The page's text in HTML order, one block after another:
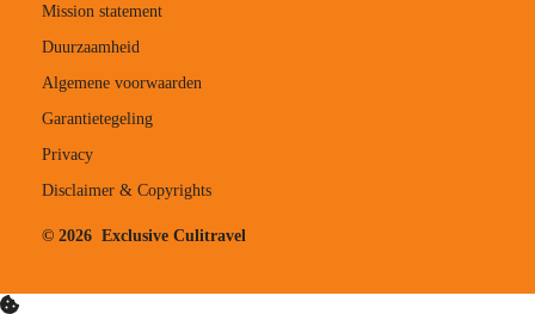
Mission statement
Duurzaamheid
Algemene voorwaarden
Garantietegeling
Privacy
Disclaimer & Copyrights
© 2026 Exclusive Culitravel